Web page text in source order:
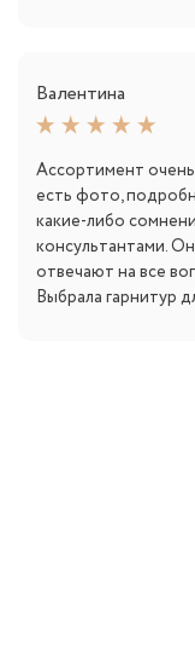
Валентина
Ассортимент
есть фото,
какие-либо
консультантами.
отвечают на все
Выбрала гарнитур